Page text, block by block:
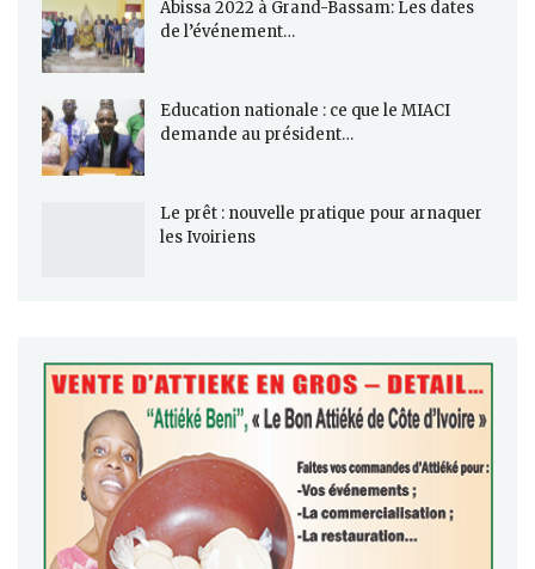
Abissa 2022 à Grand-Bassam: Les dates
de l’événement…
Education nationale : ce que le MIACI
demande au président…
Le prêt : nouvelle pratique pour arnaquer
les Ivoiriens